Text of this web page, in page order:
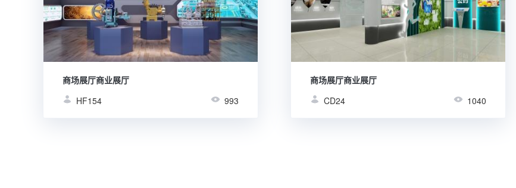
商场展厅商业展厅
HF154
993
商场展厅商业展厅
CD24
1040